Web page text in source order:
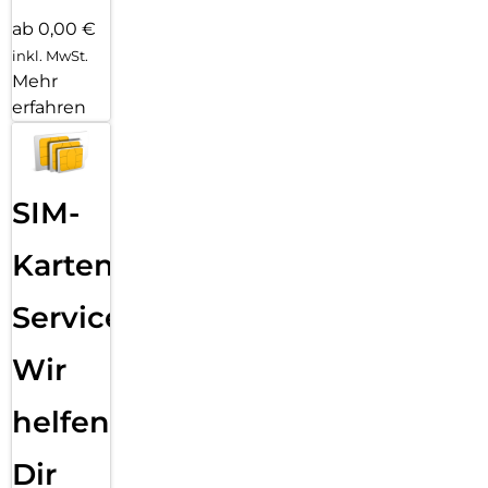
ab 0,00 €
inkl. MwSt.
Mehr
erfahren
SIM-
Karten
Service:
Wir
helfen
Dir